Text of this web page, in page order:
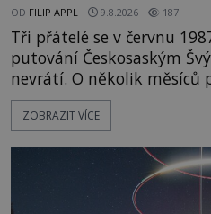
OD FILIP APPL 9.8.2026 187
Tři přátelé se v červnu
putování Českosaským
nevrátí. O několik měsíců později jsou v
nepřístupných skalách u
kostry – a s nimi stopy,
přírodní živel, neznámý
tehdejší režim nechtěl odhalit?
ids="171131,171132,1711
ZOBRAZIT VÍCE